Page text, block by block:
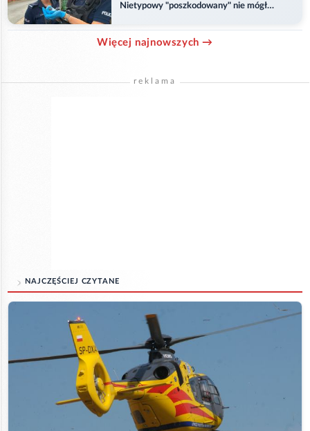
Nietypowy "poszkodowany" nie mógł
Więcej najnowszych →
reklama
NAJCZĘŚCIEJ CZYTANE